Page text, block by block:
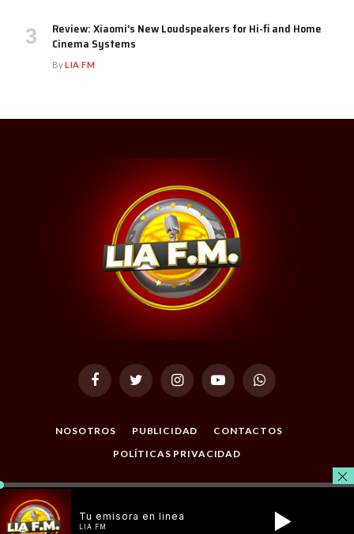
Review: Xiaomi’s New Loudspeakers for Hi-fi and Home
Cinema Systems
ByLIA FM
FacebookTwitter InstagramYouTubeWhatsApp
NOSOTROS PUBLICIDAD
CONTACTOS
POLÍTICAS PRIVACIDAD
© 2026 Todos los Derechos Reservados. Desarrollado por
Masterclic.Net
Tu emisora en linea
LIA FM